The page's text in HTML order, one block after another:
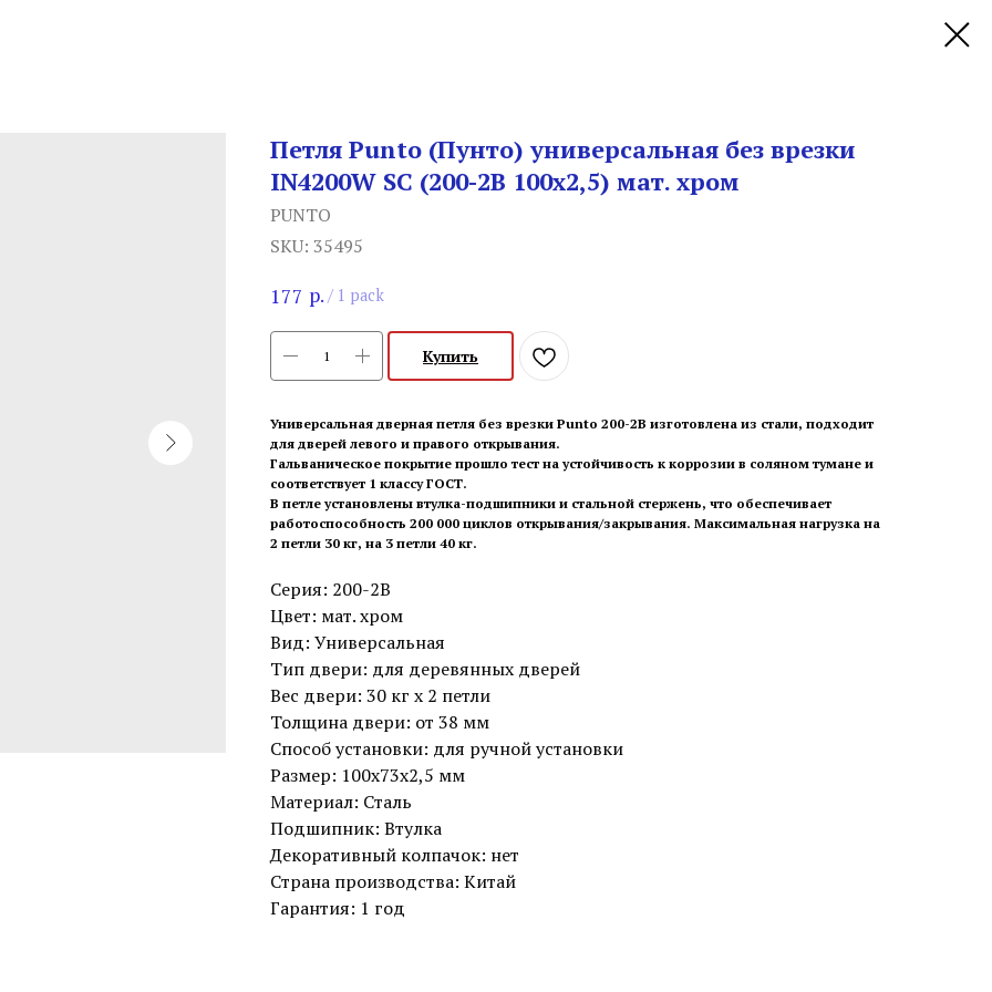
Петля Punto (Пунто) универсальная без врезки
IN4200W SC (200-2B 100x2,5) мат. хром
PUNTO
SKU: 35495
177 р. / 1 pack
Купить
Универсальная дверная петля без врезки Punto 200-2B изготовлена из стали, подходит
для дверей левого и правого открывания.
Гальваническое покрытие прошло тест на устойчивость к коррозии в соляном тумане и
соответствует 1 классу ГОСТ.
В петле установлены втулка-подшипники и стальной стержень, что обеспечивает
работоспособность 200 000 циклов открывания/закрывания. Максимальная нагрузка на
2 петли 30 кг, на 3 петли 40 кг.
Серия: 200-2В
Цвет: мат. хром
Вид: Универсальная
Тип двери: для деревянных дверей
Вес двери: 30 кг х 2 петли
Толщина двери: от 38 мм
Способ установки: для ручной установки
Размер: 100x73x2,5 мм
Материал: Сталь
Подшипник: Втулка
Декоративный колпачок: нет
Страна производства: Китай
Гарантия: 1 год